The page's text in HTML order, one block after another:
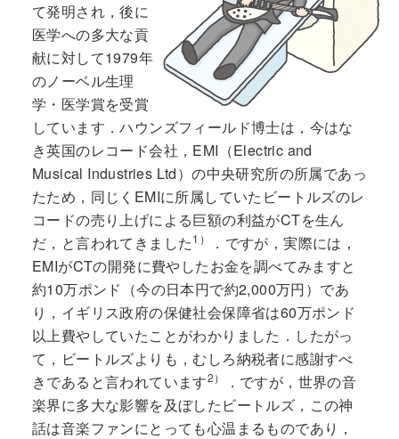
て発明され，後に
医学への多大な貢
献に対して1979年
のノーベル生理
学・医学賞を受賞
しています．ハウンズフィールド博士は，今はな
き英国のレコード会社，EMI（Electric and
Musical Industries Ltd）の中央研究所の所属であっ
たため，同じくEMIに所属していたビートルズのレ
コードの売り上げによる巨額の利益がCTを生ん
だ，と言われてきました1）
．ですが，実際には，
EMIがCTの開発に費やしたお金を調べてみますと
約10万ポンド（今の日本円で約2,000万円）であ
り，イギリス政府の保健社会保障省は60万ポンド
以上費やしていたことがわかりました．したがっ
て，ビートルズよりも，むしろ納税者に感謝すべ
きであると言われています2）
．ですが，世界の音
楽界に多大な影響を及ぼしたビートルズ，この神
話は音楽ファンにとっても心温まるものであり，